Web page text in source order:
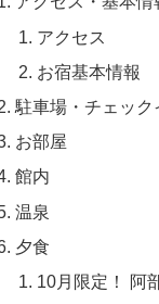
アクセス
お宿基本情報
駐車場・チェック
お部屋
館内
温泉
夕食
10月限定！ 阿